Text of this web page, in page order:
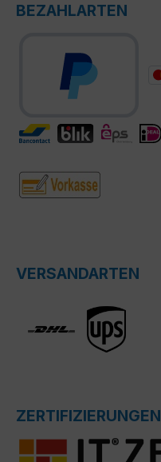
BEZAHLARTEN
VERSANDARTEN
ZERTIFIZIERUNGEN